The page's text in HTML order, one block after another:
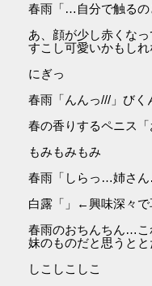
春雨「…自分で触るの
あ、顔が少し赤くなっ
すこし可愛いかもしれ
にぎっ
春雨「んんっ///」びく
春の香りするペニス
もみもみもみ
春雨「しらっ…姉さ
白露「」←興味深々で
春雨のおちんちん…こ
妹のものだと思うとと
しこしこしこ